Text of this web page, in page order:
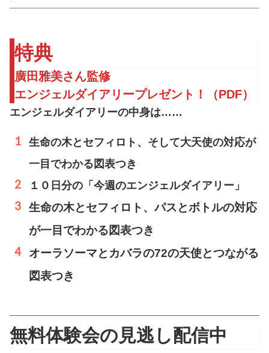
特典
廣田雅美さん監修
エンジェルダイアリープレゼント！（PDF）
エンジェルダイアリーの中身は……
生命の木とセフィロト、そして大天使の対応が
一目でわかる図表つき
１０日分の「今週のエンジェルダイアリー」
生命の木とセフィロト、パスとボトルの対応
が一目でわかる図表つき
オーラソーマとカバラの72の天使とつながる
図表つき
無料体験会の見逃し配信中